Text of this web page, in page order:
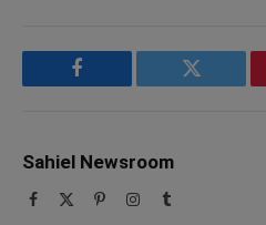
Facebook Twitter
Sahiel Newsroom
Facebook PinterestInstagram
Tumblr